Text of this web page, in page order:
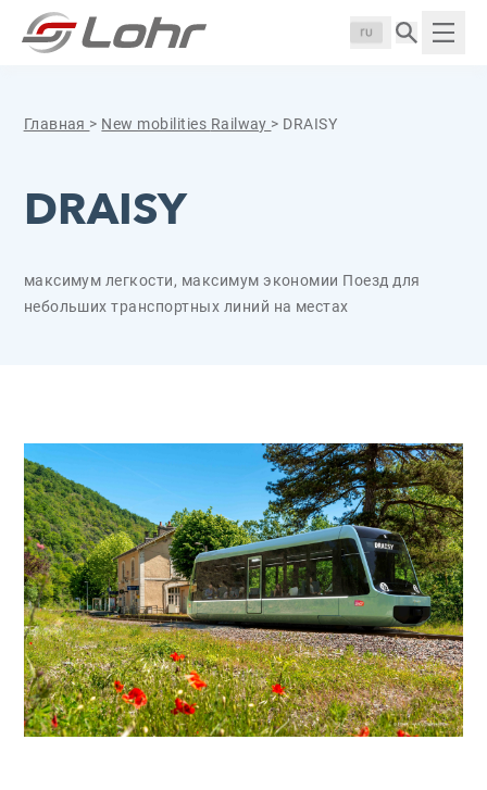
Перейти к содержанию
Langue :
Главная > New mobilities Railway > DRAISY
DRAISY
максимум легкости, максимум экономии Поезд для
небольших транспортных линий на местах
Панель управления cookies